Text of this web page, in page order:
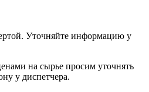
Уточняйте информацию у
на сырье просим уточнять
у диспетчера.